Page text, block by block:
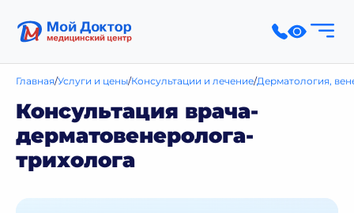
Главная Услуги и цены Консультации и лечение Дерматология,
Консультация врача-
дерматовенеролога-
трихолога